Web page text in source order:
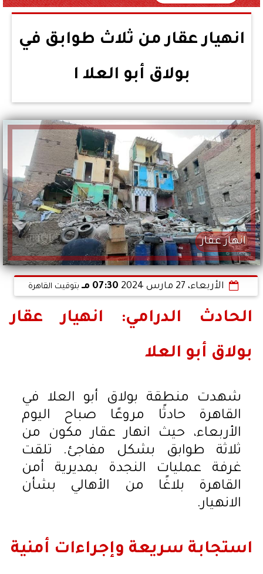
انهيار عقار من ثلاث طوابق في
بولاق أبو العلا ا
انهار عقار
الأربعاء، 27 مارس 2024 07:30 مـ بتوقيت القاهرة
الحادث الدرامي: انهيار عقار
بولاق أبو العلا
شهدت منطقة بولاق أبو العلا في
القاهرة حادثًا مروعًا صباح اليوم
الأربعاء، حيث انهار عقار مكون من
ثلاثة طوابق بشكل مفاجئ. تلقت
غرفة عمليات النجدة بمديرية أمن
القاهرة بلاغًا من الأهالي بشأن
الانهيار.
استجابة سريعة وإجراءات أمنية